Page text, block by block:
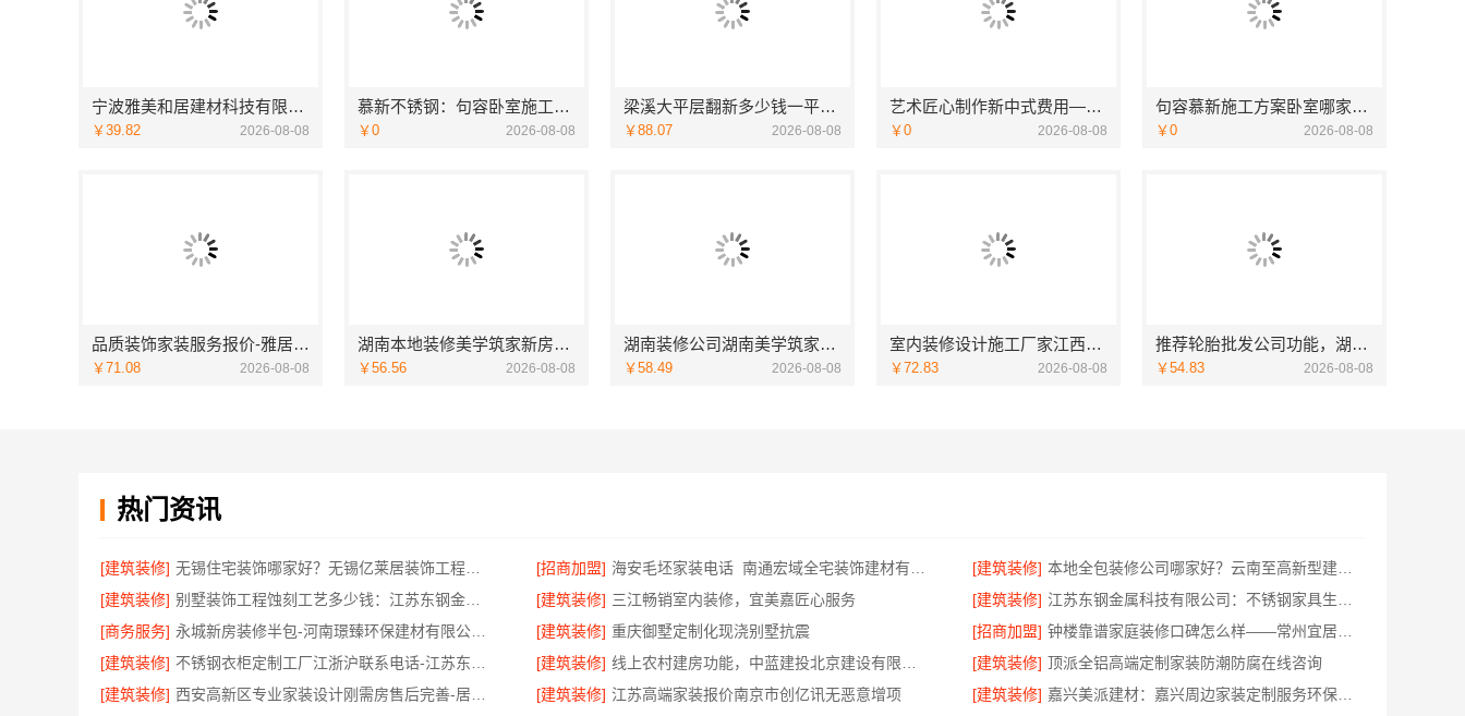
宁波雅美和居建材科技有限公司：宁波奉化家装装修线下门店地址
￥39.82 2026-08-08
慕新不锈钢：句容卧室施工方案评测
￥0 2026-08-08
梁溪大平层翻新多少钱一平_无锡亿莱居装饰工程材料有限公司
￥88.07 2026-08-08
艺术匠心制作新中式费用——江苏东钢金属家居详解
￥0 2026-08-08
句容慕新施工方案卧室哪家好，慕新不锈钢全案装修口碑
￥0 2026-08-08
品质装饰家装服务报价-雅居美家
￥71.08 2026-08-08
湖南本地装修美学筑家新房装修怎么选
￥56.56 2026-08-08
湖南装修公司湖南美学筑家建材老房翻新靠谱吗
￥58.49 2026-08-08
室内装修设计施工厂家江西圣匠新型环保材料有限公司
￥72.83 2026-08-08
推荐轮胎批发公司功能，湖北省腾冠畅更全
￥54.83 2026-08-08
热门资讯
[建筑装修] [招商加盟] [建筑装修]
[建筑装修]
[建筑装修] 三江畅销室内装修，宜美嘉匠心服务 [建筑装修]
[商务服务]
[建筑装修] 重庆御墅定制化现浇别墅抗震 [招商加盟]
[建筑装修]
[建筑装修] [建筑装修] 顶派全铝高端定制家装防潮防腐在线咨询
[建筑装修]
[建筑装修] 江苏高端家装报价南京市创亿讯无恶意增项 [建筑装修]